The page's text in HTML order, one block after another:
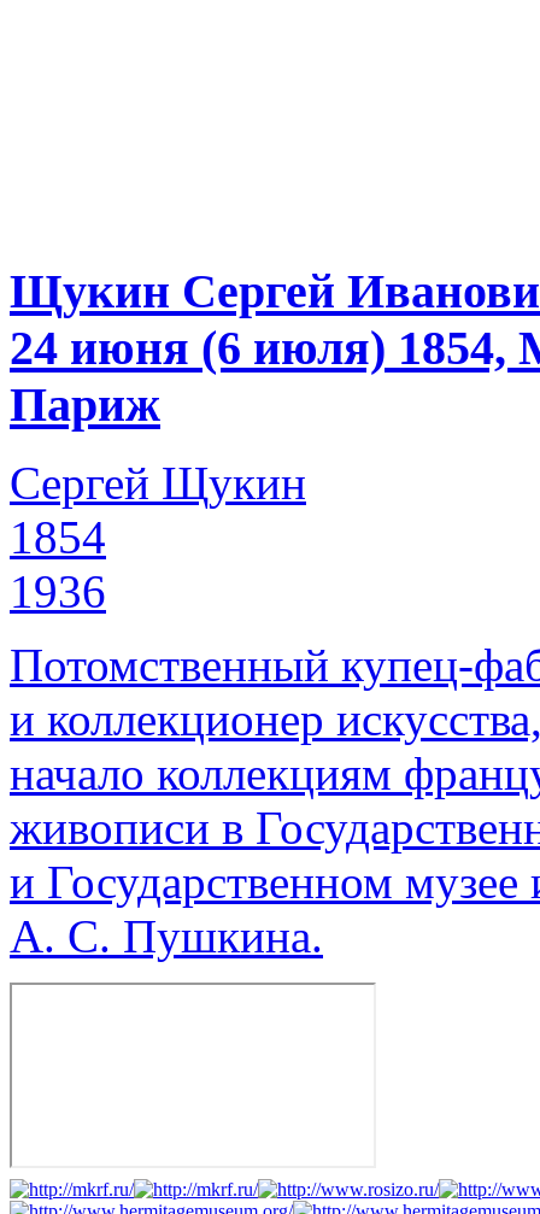
Щукин Сергей
24 июня (6 июля) 1854,
Париж
Сергей Щукин
1854
1936
Потомственный купец-
и коллекционер
начало коллекциям
живописи в
и Государственном
А. С. Пушкина.